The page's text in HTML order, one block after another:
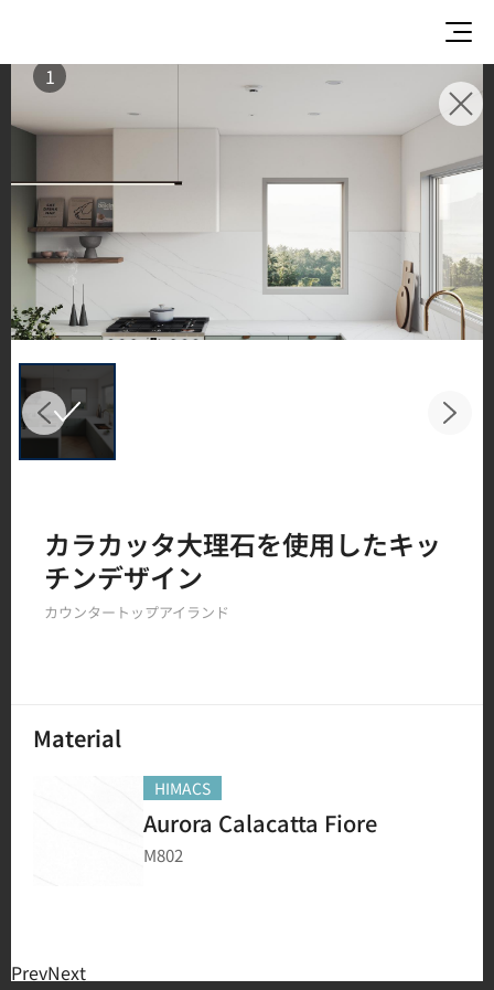
1
カラカッタ大理石を使用したキッ
チンデザイン
カウンタートップアイランド
Material
HIMACS
Aurora Calacatta Fiore
M802
PrevNext
使用イメージ
美しい商業施設や住宅空間で、LX Hausysのサーフ
ェスが織りなすインスピレーションあふれる空間
とデザイン提案をご覧ください。
キッチンやバスルームなどの主要スペースで、HIM
ACS ソリッドサーフェス、TERACANTO ポーセリ
ン、そして HFLOR フローリングの魅力的な施工例
150 結果